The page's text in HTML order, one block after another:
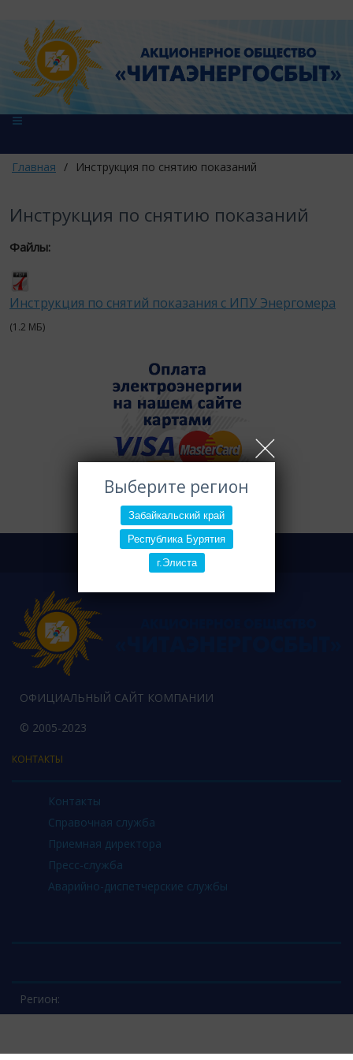
Выберите регион
Забайкальский край
Республика Бурятия
г.Элиста
Главная / Инструкция по снятию показаний
Инструкция по снятию показаний
Файлы:
Инструкция по снятий показания с ИПУ Энергомера
(1.2 МБ)
ОФИЦИАЛЬНЫЙ САЙТ КОМПАНИИ
© 2005-2023
КОНТАКТЫ
Контакты
Справочная служба
Приемная директора
Пресс-служба
Аварийно-диспетчерские службы
Регион: